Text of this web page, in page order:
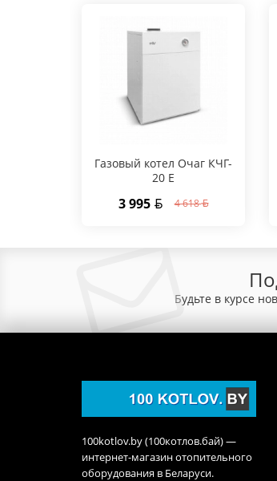
Газовый котел Очаг КЧГ-
20 E
3 995 4 618
Будьте в курсе
100kotlov.by (100котлов.бай) —
интернет-магазин отопительного
оборудования в Беларуси.